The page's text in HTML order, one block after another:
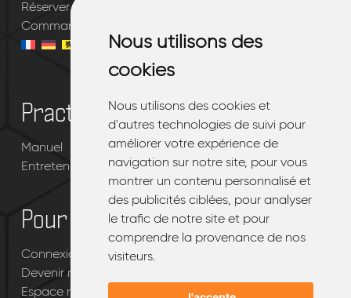
Nous utilisons des
cookies
Nous utilisons des cookies et
d'autres technologies de suivi pour
améliorer votre expérience de
navigation sur notre site, pour vous
montrer un contenu personnalisé et
des publicités ciblées, pour analyser
le trafic de notre site et pour
comprendre la provenance de nos
visiteurs.
Nous utilisons des
cookies
Nous utilisons des cookies et
d'autres technologies de suivi pour
améliorer votre expérience de
navigation sur notre site, pour vous
montrer un contenu personnalisé et
des publicités ciblées, pour analyser
le trafic de notre site et pour
comprendre la provenance de nos
visiteurs.
Réserver votre essai gratuit
Commander mon EMQ®
Practique
Manuel
Entretenir votre EMQ®
Pour les revendeurs
Connexion portail revendeur EMQ®
Devenir revendeur d’EMQ®
Espace revendeur